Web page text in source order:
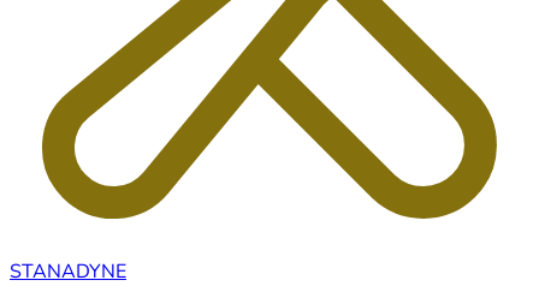
STANADYNE